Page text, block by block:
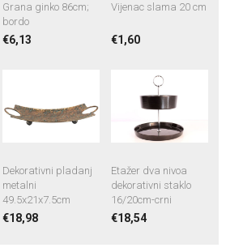
Grana ginko 86cm;
bordo
€6,13
Vijenac slama 20 cm
€1,60
Dekorativni pladanj
metalni
49.5x21x7.5cm
€18,98
Etažer dva nivoa
dekorativni staklo
16/20cm-crni
€18,54